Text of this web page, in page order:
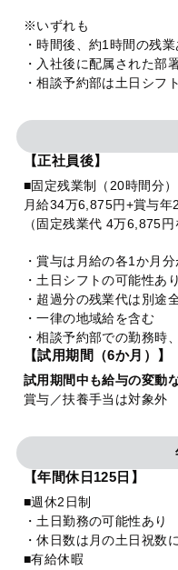
※いずれも
・時間後、約1時間の残業
・入社後に配属された部
・相談予約部は土日シフ
【正社員後】
■固定残業制（20時間分）
月給34万6,875円+賞与年
（固定残業代 4万6,875円
・賞与は月給の各1か月
・土日シフトの可能性あり
・超過分の残業代は別途
・一律の地域給を含む
・相談予約部での勤務時
【試用期間（6か月）】
試用期間中も給与の変動
賞与／扶養手当は対象外
【年間休日125日】
■週休2日制
・土日勤務の可能性あり
・休日数は月の土日祝数
■有給休暇